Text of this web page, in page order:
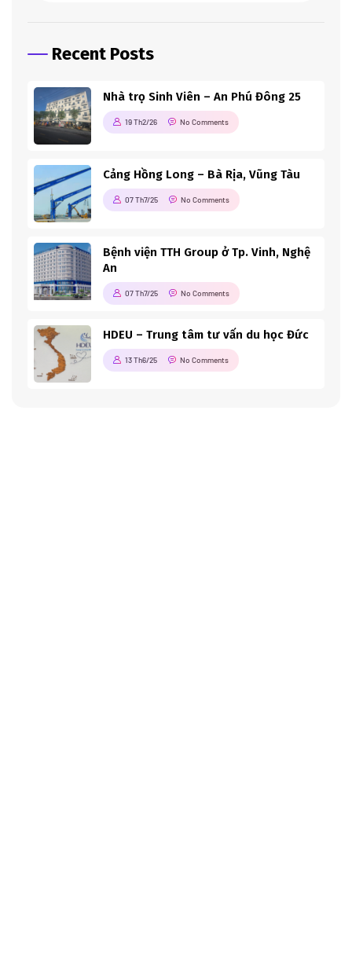
Recent Posts
Nhà trọ Sinh Viên – An Phú Đông 25
19 Th2/26 No Comments
Cảng Hồng Long – Bà Rịa, Vũng Tàu
07 Th7/25 No Comments
Bệnh viện TTH Group ở Tp. Vinh, Nghệ
An
07 Th7/25 No Comments
HDEU – Trung tâm tư vấn du học Đức
13 Th6/25 No Comments